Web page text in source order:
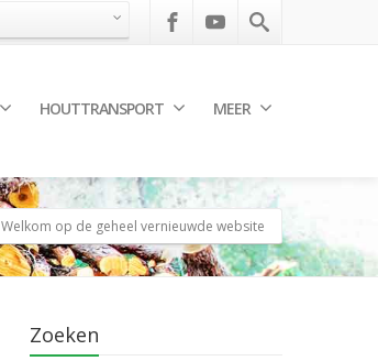
HOUTTRANSPORT MEER
Welkom op de geheel vernieuwde website
Zoeken